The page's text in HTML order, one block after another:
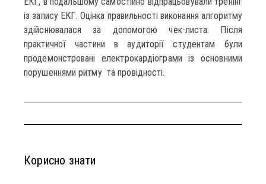
із запису ЕКГ. Оцінка правильності виконання алгоритму
здійснювалася за допомогою чек-листа. Після
практичної частини в аудиторії студентам були
продемонстровані електрокардіограми із основними
порушеннями ритму та провідності.
Корисно знати